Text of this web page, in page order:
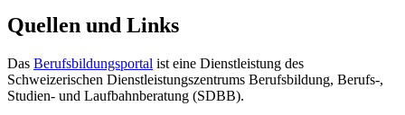
Quellen und Links
Das Berufsbildungsportal ist eine Dienstleistung des
Schweizerischen Dienstleistungszentrums Berufsbildung, Berufs-,
Studien- und Laufbahnberatung (SDBB).